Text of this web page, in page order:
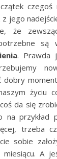
czegoś
jego
że
są
. Prawda
życiu
da się
na przykład
trzeba
sobie
A